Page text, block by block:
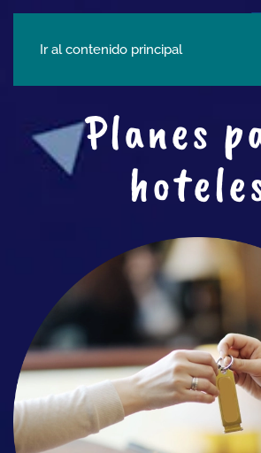
Ir al contenido principal
Planes